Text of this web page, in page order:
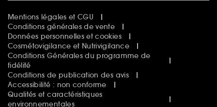
Mentions légales et CGU
Conditions générales de vente
Données personnelles et cookies
Cosmétovigilance et Nutrivigilance
Conditions Générales du programme de
fidélité
Conditions de publication des avis
Accessibilité : non conforme
Qualités et caractéristiques
environnementales